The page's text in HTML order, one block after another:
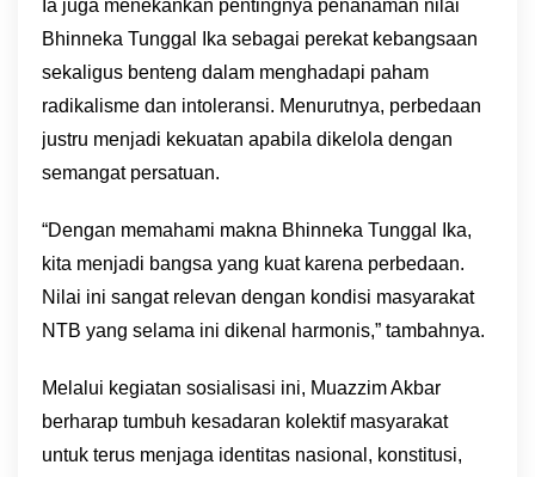
Ia juga menekankan pentingnya penanaman nilai
Bhinneka Tunggal Ika sebagai perekat kebangsaan
sekaligus benteng dalam menghadapi paham
radikalisme dan intoleransi. Menurutnya, perbedaan
justru menjadi kekuatan apabila dikelola dengan
semangat persatuan.
“Dengan memahami makna Bhinneka Tunggal Ika,
kita menjadi bangsa yang kuat karena perbedaan.
Nilai ini sangat relevan dengan kondisi masyarakat
NTB yang selama ini dikenal harmonis,” tambahnya.
Melalui kegiatan sosialisasi ini, Muazzim Akbar
berharap tumbuh kesadaran kolektif masyarakat
untuk terus menjaga identitas nasional, konstitusi,